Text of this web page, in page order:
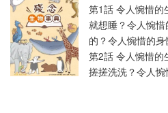
第1話 令人惋惜的
就想睡？令人惋
的？令人惋惜的
第2話 令人惋惜的
搓搓洗洗？令人